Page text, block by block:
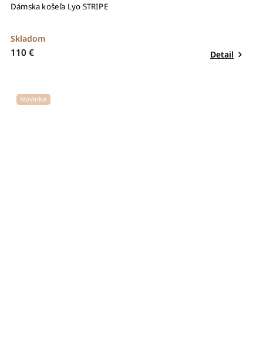
Dámska košeľa Lyo STRIPE
Skladom
110 € Detail
Novinka